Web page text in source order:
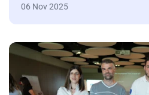
06 Nov 2025